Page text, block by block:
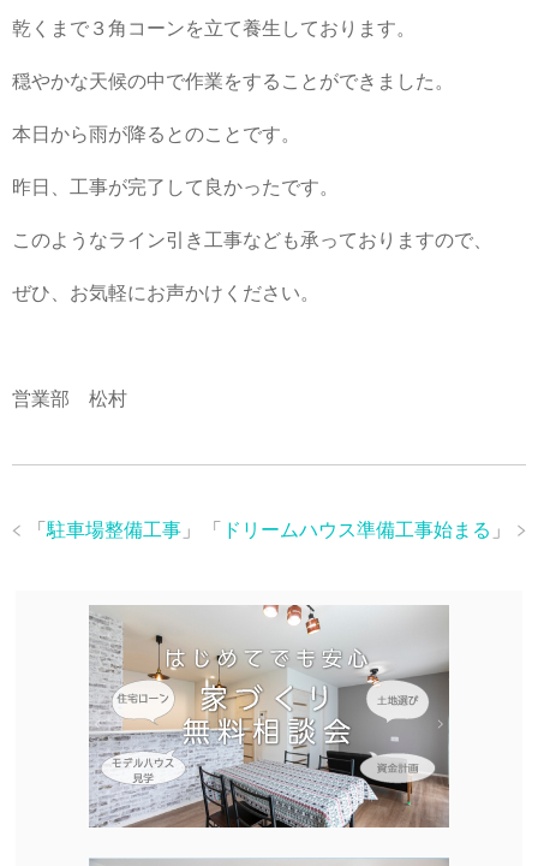
乾くまで３角コーンを立て養生しております。
穏やかな天候の中で作業をすることができました。
本日から雨が降るとのことです。
昨日、工事が完了して良かったです。
このようなライン引き工事なども承っておりますので、
ぜひ、お気軽にお声かけください。
営業部 松村
「 ドリームハウス準備工事始まる 」
「 駐車場整備工事 」